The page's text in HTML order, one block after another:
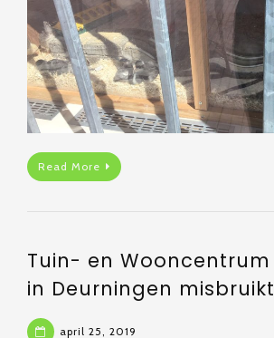
Read More
Tuin- en Wooncentrum
in Deurningen
april 25, 2019